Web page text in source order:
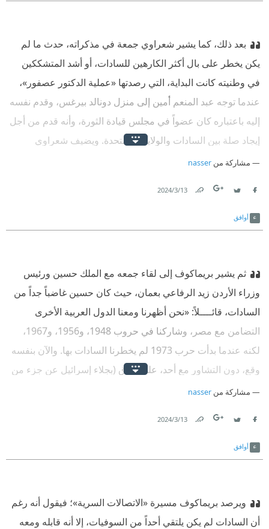
بعد ذلك، كما يشير شعراوي جمعة في مذكراته، حدث ما لم
يكن يخطر على بال أكثر الكارهين للسادات، أو أشد المتشككين
في وطنيته كانت البداية، التي رصدتها «عملية الدكتور عصفور»،
عندما توجه عبد المنعم أمين إلى منزل دونالد بيرغس، وقدم نفسه
إليه باعتباره كان عضواً في مجلس قيادة الثورة، وأنه قدم من أجل
إيجاد صلة بين السادات والولايات المتحدة. ويضيف شعراوي
جمعة: «والحقيقة إن ما حدث من عبد المنعم أمين كان مفاجأة لنا
أجنبية، وعلى الأخص إذا كانت هذه الدولة هي الولايات المتحدة؟
وابتعد منزوياً منذ عام 1954؟»‏(63).
مشاركة من nasser
13‏/3‏/2024
أوافق
ثم يشير بريماكوف إلى لقاء جمعه مع الملك حسين ورئيس
وزراء الأردن زيد الرفاعي بعمان، حيث كان حسين غاضباً جداً من
السادات، قائــــلاً: «نحن أظهرنا ومعنا الدول العربية الأخرى
التضامن مع مصر، وشاركنا في حروب 1948، و1956، و1967،
لكنه عندما بدأت حرب 1973 لم يخطرنا السادات بها. والآن بنفسه
وقع، دون التشاور مع أحد، على اتفاق (بجلاء إسرائيل عن جزء من
1973، أعطى كل شيء للأمريكيين منفرداً». وهنا تدخل زيد
أكتوبر؛ فقد كنت عند السادات قبل الحرب، بهدف استئناف
العلاقات الدبلوماسية بين بلدينا، وفي نوبة صراحة قال لي
مشاركة من nasser
13‏/3‏/2024
أوافق
ويرصد بريماكوف مسيرة «الاتصالات السرية»؛ فيقول أنه رغم
أن السادات لم يكن يلتقي أحداً من السوفيات، إلا أنه قابله ومعه